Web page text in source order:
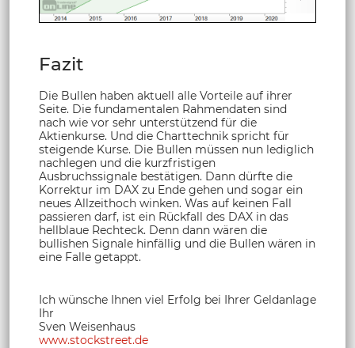
Fazit
Die Bullen haben aktuell alle Vorteile auf ihrer
Seite. Die fundamentalen Rahmendaten sind
nach wie vor sehr unterstützend für die
Aktienkurse. Und die Charttechnik spricht für
steigende Kurse. Die Bullen müssen nun lediglich
nachlegen und die kurzfristigen
Ausbruchssignale bestätigen. Dann dürfte die
Korrektur im DAX zu Ende gehen und sogar ein
neues Allzeithoch winken. Was auf keinen Fall
passieren darf, ist ein Rückfall des DAX in das
hellblaue Rechteck. Denn dann wären die
bullishen Signale hinfällig und die Bullen wären in
eine Falle getappt.
Ich wünsche Ihnen viel Erfolg bei Ihrer Geldanlage
Ihr
Sven Weisenhaus
www.stockstreet.de